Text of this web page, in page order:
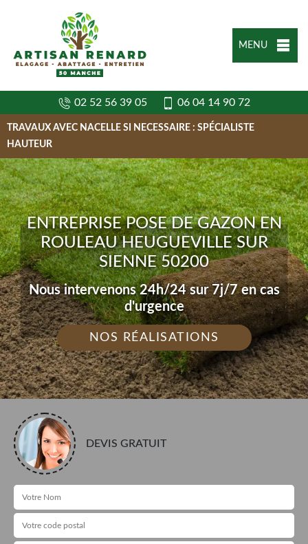
MENU
02 52 56 39 05 06 04 14 90 72
TRAVAUX AVEC NACELLE SI NECESSAIRE : SPÉCIALISTE
HAUTEUR
ENTREPRISE POSE DE GAZON EN
ROULEAU HEUGUEVILLE SUR
SIENNE 50200
Nous intervenons 24h/24 sur 7j/7 en cas
d'urgence
NOS RÉALISATIONS
DEVIS GRATUIT